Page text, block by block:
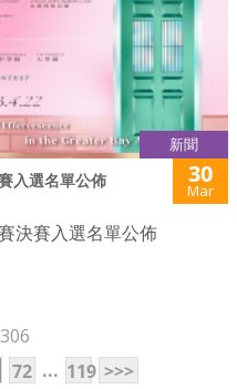
新聞
入選名單公佈 30
Mar
決賽入選名單公佈
72 ... 119 >>>